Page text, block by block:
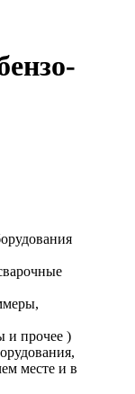
и прочее )
месте и в